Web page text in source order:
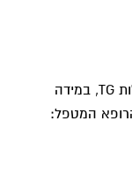
חשוב לדעת שיש תרופות שיכולות להעלות TG, במידה
המטפל: